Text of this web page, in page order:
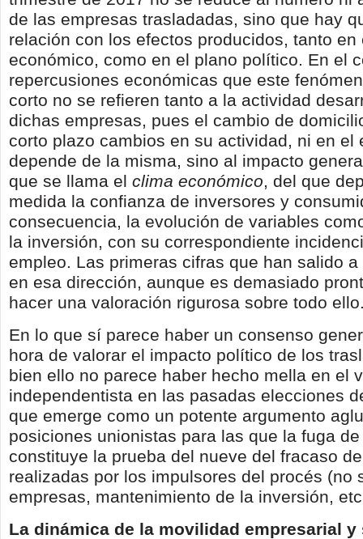
de las empresas trasladadas, sino que hay
relación con los efectos producidos, tanto en
económico, como en el plano político. En el
repercusiones económicas que este
corto no se refieren tanto a la actividad
dichas empresas, pues el cambio de
corto plazo cambios en su actividad, ni en el
depende de la misma, sino al impacto
que se llama el clima económico, del que
medida la confianza de inversores y
consecuencia, la evolución de variables
la inversión, con su correspondiente
empleo. Las primeras cifras que han salido
en esa dirección, aunque es demasiado
hacer una valoración rigurosa sobre todo
En lo que sí parece haber un consenso
hora de valorar el impacto político de los
bien ello no parece haber hecho mella en el
independentista en las pasadas elecciones
que emerge como un potente argumento
posiciones unionistas para las que la fuga
constituye la prueba del nueve del fracaso
realizadas por los impulsores del procés (no
empresas, mantenimiento de la inversión,
La dinámica de la movilidad empresarial y